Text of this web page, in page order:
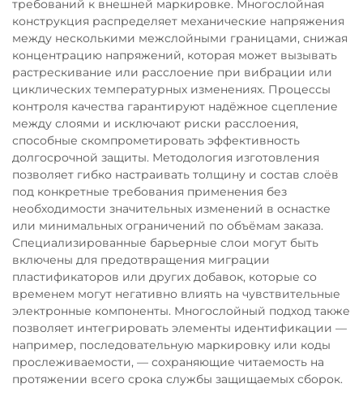
требований к внешней маркировке. Многослойная
конструкция распределяет механические напряжения
между несколькими межслойными границами, снижая
концентрацию напряжений, которая может вызывать
растрескивание или расслоение при вибрации или
циклических температурных изменениях. Процессы
контроля качества гарантируют надёжное сцепление
между слоями и исключают риски расслоения,
способные скомпрометировать эффективность
долгосрочной защиты. Методология изготовления
позволяет гибко настраивать толщину и состав слоёв
под конкретные требования применения без
необходимости значительных изменений в оснастке
или минимальных ограничений по объёмам заказа.
Специализированные барьерные слои могут быть
включены для предотвращения миграции
пластификаторов или других добавок, которые со
временем могут негативно влиять на чувствительные
электронные компоненты. Многослойный подход также
позволяет интегрировать элементы идентификации —
например, последовательную маркировку или коды
прослеживаемости, — сохраняющие читаемость на
протяжении всего срока службы защищаемых сборок.